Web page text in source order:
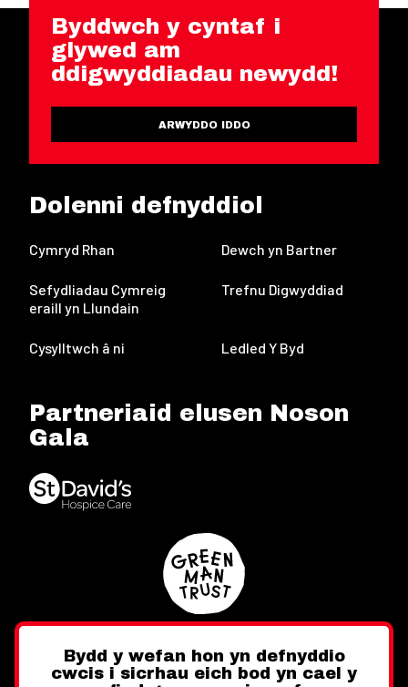
Byddwch y cyntaf i
glywed am
ddigwyddiadau newydd!
ARWYDDO IDDO
Dolenni defnyddiol
Cymryd Rhan Dewch yn Bartner
Sefydliadau Cymreig
eraill yn Llundain
Trefnu Digwyddiad
Cysylltwch â ni Ledled Y Byd
Partneriaid elusen Noson
Gala
Twitter FacebookInstagram
Bydd y wefan hon yn defnyddio
cwcis i sicrhau eich bod yn cael y